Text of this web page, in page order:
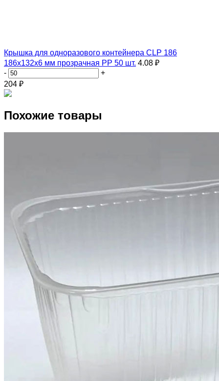
Крышка для одноразового контейнера CLP 186
186х132х6 мм прозрачная PP 50 шт. 4.08 ₽
-
+
204 ₽
Похожие товары